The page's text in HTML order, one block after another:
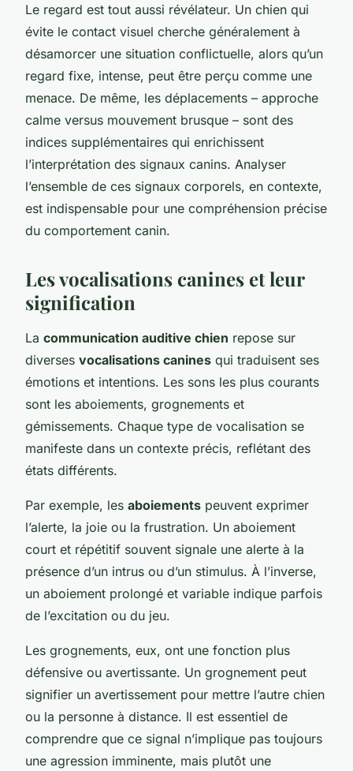
Le regard est tout aussi révélateur. Un chien qui
évite le contact visuel cherche généralement à
désamorcer une situation conflictuelle, alors qu’un
regard fixe, intense, peut être perçu comme une
menace. De même, les déplacements – approche
calme versus mouvement brusque – sont des
indices supplémentaires qui enrichissent
l’interprétation des signaux canins. Analyser
l’ensemble de ces signaux corporels, en contexte,
est indispensable pour une compréhension précise
du comportement canin.
Les vocalisations canines et leur
signification
La communication auditive chien repose sur
diverses vocalisations canines qui traduisent ses
émotions et intentions. Les sons les plus courants
sont les aboiements, grognements et
gémissements. Chaque type de vocalisation se
manifeste dans un contexte précis, reflétant des
états différents.
Par exemple, les aboiements peuvent exprimer
l’alerte, la joie ou la frustration. Un aboiement
court et répétitif souvent signale une alerte à la
présence d’un intrus ou d’un stimulus. À l’inverse,
un aboiement prolongé et variable indique parfois
de l’excitation ou du jeu.
Les grognements, eux, ont une fonction plus
défensive ou avertissante. Un grognement peut
signifier un avertissement pour mettre l’autre chien
ou la personne à distance. Il est essentiel de
comprendre que ce signal n’implique pas toujours
une agression imminente, mais plutôt une